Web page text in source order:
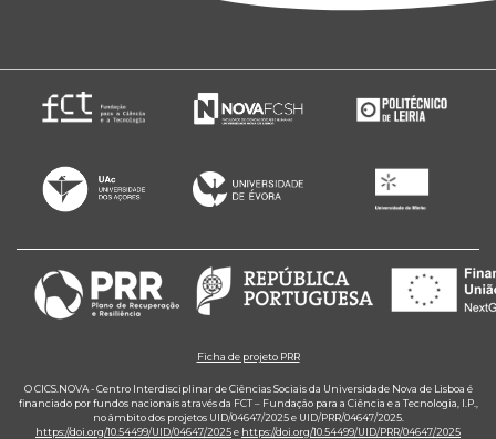
Ficha de projeto PRR
O CICS.NOVA - Centro Interdisciplinar de Ciências Sociais da Universidade Nova de Lisboa é
financiado por fundos nacionais através da FCT – Fundação para a Ciência e a Tecnologia, I.P.,
no âmbito dos projetos UID/04647/2025 e UID/PRR/04647/2025.
https://doi.org/10.54499/UID/04647/2025e https://doi.org/10.54499/UID/PRR/04647/2025